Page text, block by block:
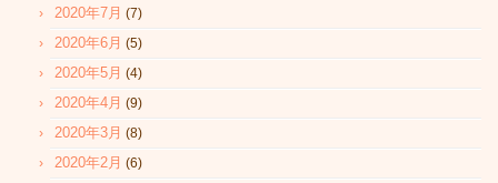
2020年7月 (7)
2020年6月 (5)
2020年5月 (4)
2020年4月 (9)
2020年3月 (8)
2020年2月 (6)